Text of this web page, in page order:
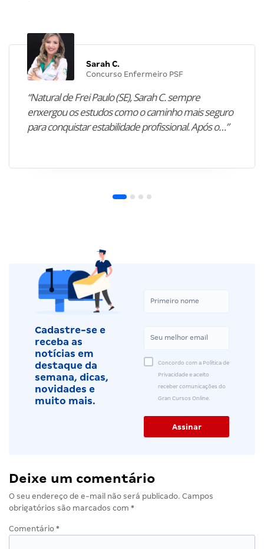
Sarah C.
Concurso Enfermeiro PSF
“Natural de Frei Paulo (SE), Sarah C. sempre
enxergou os estudos como o caminho mais seguro
para conquistar estabilidade profissional. Após o…”
Cadastre-se e
receba as
notícias em
destaque da
semana, dicas,
novidades e
muito mais.
Concordo com a Política de
Privacidade e aceito
receber comunicações do
Gran Cursos Online.
Deixe um comentário
O seu endereço de e-mail não será publicado. Campos
obrigatórios são marcados com *
Comentário *